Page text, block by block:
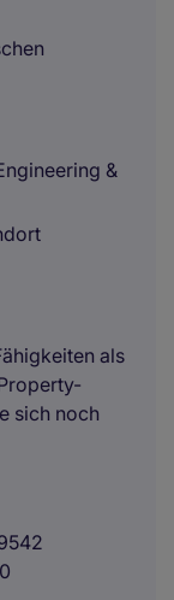
&
als
sich noch